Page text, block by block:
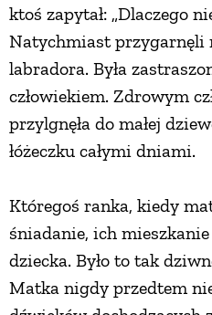
ktoś zapytał: „Dlaczego
Natychmiast przygarnęli
labradora. Była
człowiekiem. Zdrowym
przylgnęła do małej
łóżeczku całymi dniami.
Któregoś ranka, kiedy
śniadanie, ich
dziecka. Było to tak
Matka nigdy przedtem